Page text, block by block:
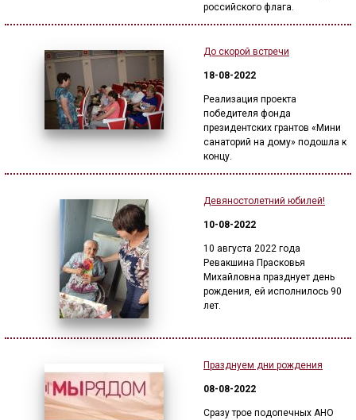
российского флага.
До скорой встречи
18-08-2022
Реализация проекта
победителя фонда
президентских грантов «Мини
санаторий на дому» подошла к
концу.
Девяностолетний юбилей!
10-08-2022
10 августа 2022 года
Ревакшина Прасковья
Михайловна празднует день
рождения, ей исполнилось 90
лет.
Празднуем дни рождения
08-08-2022
Сразу трое подопечных АНО